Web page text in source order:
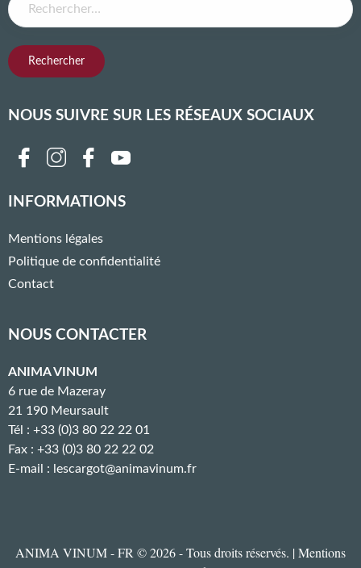
NOUS SUIVRE SUR LES RÉSEAUX SOCIAUX
Follow us on facebook
Follow us on instagram
Follow us on twitter
Follow us on youtube
INFORMATIONS
Mentions légales
Politique de confidentialité
Contact
NOUS CONTACTER
ANIMA VINUM
6 rue de Mazeray
21 190 Meursault
Tél : +33 (0)3 80 22 22 01
Fax : +33 (0)3 80 22 22 02
E-mail : lescargot@animavinum.fr
ANIMA VINUM - FR © 2026 - Tous droits réservés. | Mentions